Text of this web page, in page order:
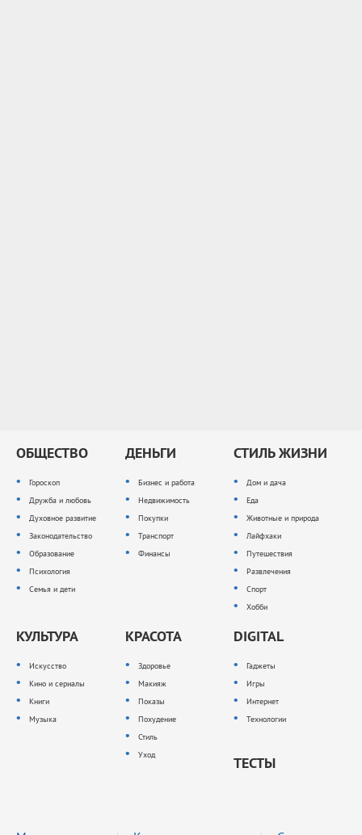
ОБЩЕСТВО
Гороскоп
Дружба и любовь
Духовное развитие
Законодательство
Образование
Психология
Семья и дети
ДЕНЬГИ
Бизнес и работа
Недвижимость
Покупки
Транспорт
Финансы
СТИЛЬ ЖИЗНИ
Дом и дача
Еда
Животные и природа
Лайфхаки
Путешествия
Развлечения
Спорт
Хобби
КУЛЬТУРА
Искусство
Кино и сериалы
Книги
Музыка
КРАСОТА
Здоровье
Макияж
Показы
Похудение
Стиль
Уход
DIGITAL
Гаджеты
Игры
Интернет
Технологии
ТЕСТЫ